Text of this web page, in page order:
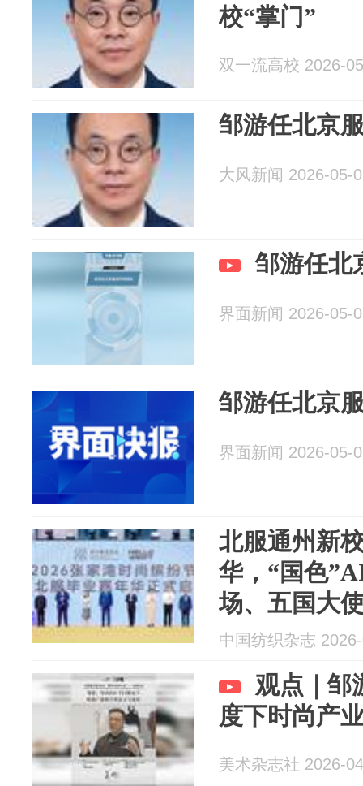
校“掌门”
双一流高校 2026-
邹游任北京
大风新闻 2026-05-
邹游任北
界面新闻 2026-05-
邹游任北京
界面新闻 2026-05-
北服通州新
华，“国色
场、五国大
中国纺织杂志
观点｜邹
度下时尚产
美术杂志社 2026-